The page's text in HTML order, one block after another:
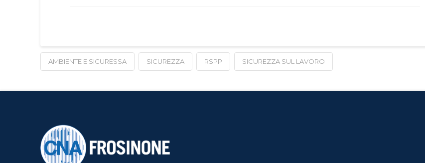
AMBIENTE E SICURESSA SICUREZZA RSPP SICUREZZA SUL LAVORO